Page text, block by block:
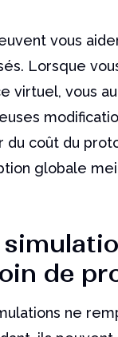
vous
Lorsque
virtuel, vous
du coût du
globale
de
ne